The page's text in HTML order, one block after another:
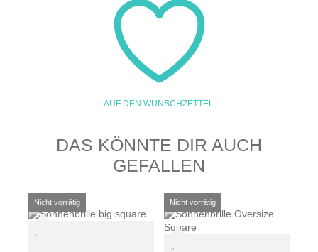
AUF DEN WUNSCHZETTEL
DAS KÖNNTE DIR AUCH
GEFALLEN